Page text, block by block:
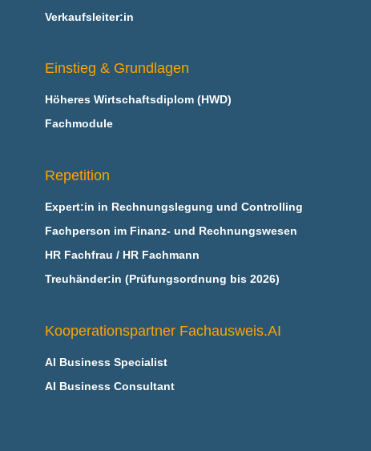
Verkaufsleiter:in
Einstieg & Grundlagen
Höheres Wirtschaftsdiplom (HWD)
Fachmodule
Repetition
Expert:in in Rechnungslegung und Controlling
Fachperson im Finanz- und Rechnungswesen
HR Fachfrau / HR Fachmann
Treuhänder:in (Prüfungsordnung bis 2026)
Kooperationspartner Fachausweis.AI
AI Business Specialist
AI Business Consultant